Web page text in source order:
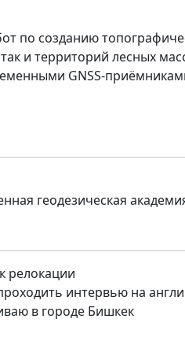
по созданию
и территорий лесных
GNSS-
геодезическая
релокации
интервью на
в городе Бишкек